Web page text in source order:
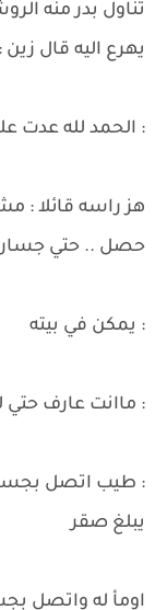
تناول بدر منه
يهرع اليه قال زين
: الحمد لله عدت
هز راسه قائلا :
حصل .. حتي جسار
: يمكن في بيته
: ماانت عارف
: طيب اتصل
يبلغ صقر
اومأ له واتصل